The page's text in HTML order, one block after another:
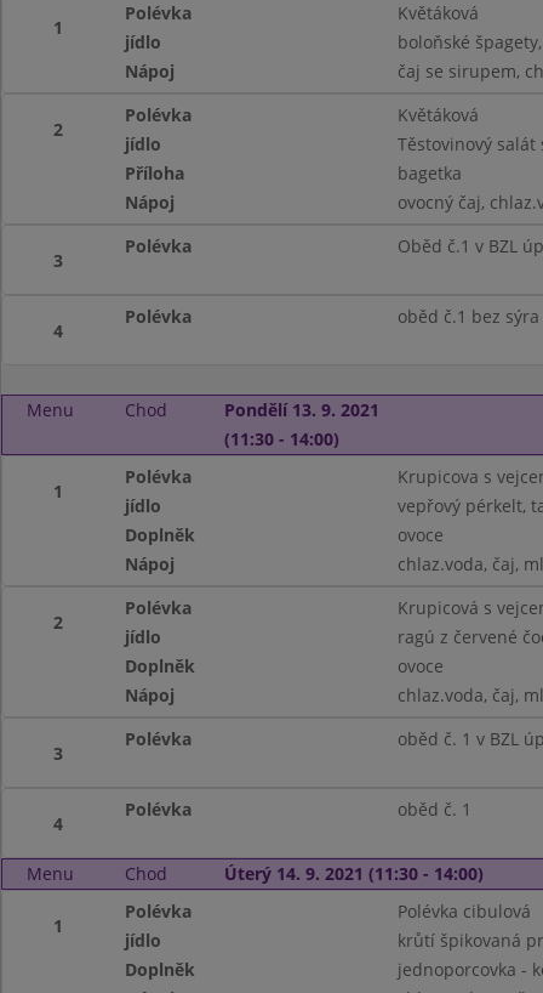
1
Polévka
Květáková
jídlo
boloňské
Nápoj
čaj se sirupem,
2
Polévka
Květáková
jídlo
Těstovinový
Příloha
bagetka
Nápoj
ovocný čaj,
3
Polévka Oběd č.1 v BZL
4
Polévka oběd č.1 bez sýra
Menu Chod
Pondělí 13. 9. 2021
(11:30 - 14:00)
1
Polévka
Krupicova s
jídlo
vepřový pérkelt,
Doplněk
ovoce
Nápoj
chlaz.voda, čaj,
2
Polévka
Krupicová s
jídlo
ragú z červené
Doplněk
ovoce
Nápoj
chlaz.voda, čaj,
3
Polévka oběd č. 1 v BZL
4
Polévka oběd č. 1
Menu Chod Úterý 14. 9. 2021 (11:30 - 14:00)
1
Polévka
Polévka cibulová
jídlo
krůtí špikovaná
Doplněk
jednoporcovka -